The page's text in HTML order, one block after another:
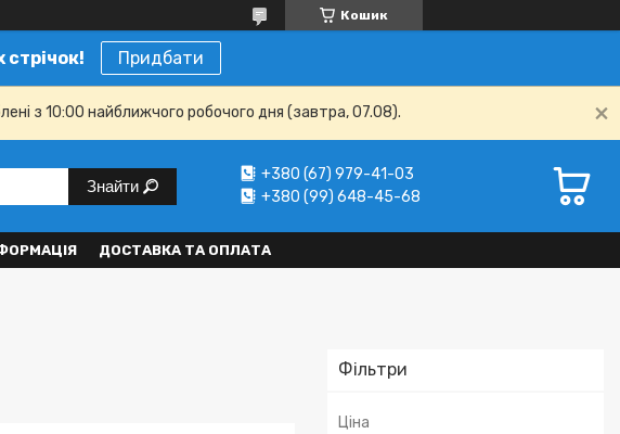
Кошик
стрічок! Придбати
з 10:00 найближчого робочого дня (завтра, 07.08).
Знайти
+380 (67) 979-41-03
+380 (99) 648-45-68
ДОСТАВКА ТА ОПЛАТА
Фільтри
Ціна